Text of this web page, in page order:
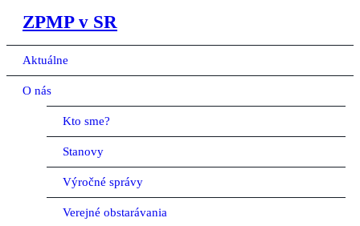
ZPMP v SR
Aktuálne
O nás
Kto sme?
Stanovy
Výročné správy
Verejné obstarávania